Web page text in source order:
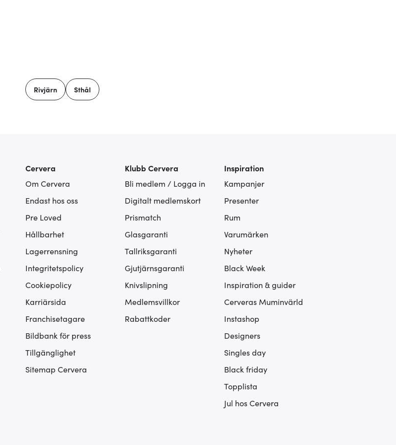
Rivjärn Sthål
Cervera
Om Cervera
Endast hos oss
Pre Loved
Hållbarhet
Lagerrensning
Integritetspolicy
Cookiepolicy
Karriärsida
Franchisetagare
Bildbank för press
Tillgänglighet
Sitemap Cervera
Klubb Cervera
Bli medlem / Logga in
Digitalt medlemskort
Prismatch
Glasgaranti
Tallriksgaranti
Gjutjärnsgaranti
Knivslipning
Medlemsvillkor
Rabattkoder
Inspiration
Kampanjer
Presenter
Rum
Varumärken
Nyheter
Black Week
Inspiration & guider
Cerveras Muminvärld
Instashop
Designers
Singles day
Black friday
Topplista
Jul hos Cervera